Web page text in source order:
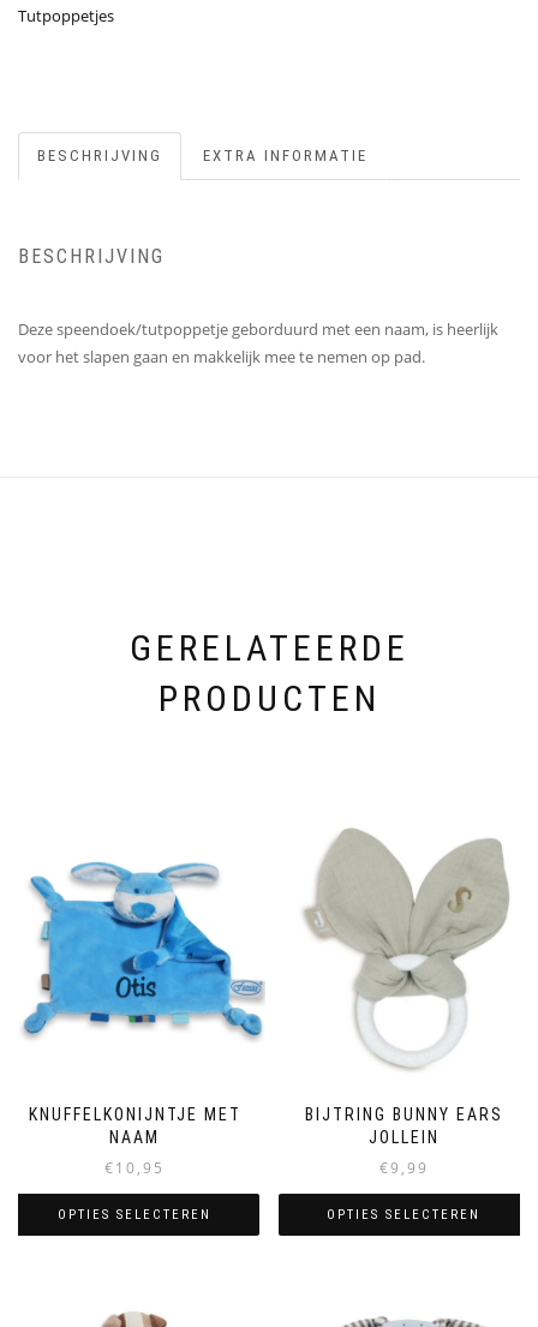
Tutpoppetjes
BESCHRIJVING EXTRA INFORMATIE
BESCHRIJVING
Deze speendoek/tutpoppetje geborduurd met een naam, is heerlijk
voor het slapen gaan en makkelijk mee te nemen op pad.
GERELATEERDE
PRODUCTEN
KNUFFELKONIJNTJE MET
NAAM
€10,95
OPTIES SELECTEREN
BIJTRING BUNNY EARS
JOLLEIN
€9,99
OPTIES SELECTEREN